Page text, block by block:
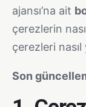
ajansı’na ait
çerezlerin
çerezleri
Son